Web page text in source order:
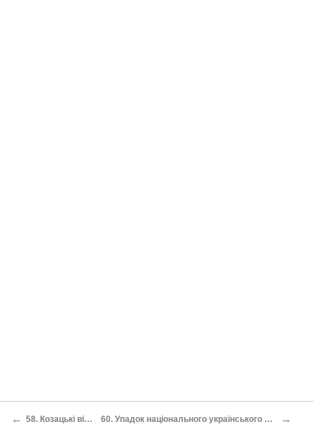
← 58. Козацькі війни 1590-11. рр 60. Упадок національного українського житя і заходи коло його піднесення →